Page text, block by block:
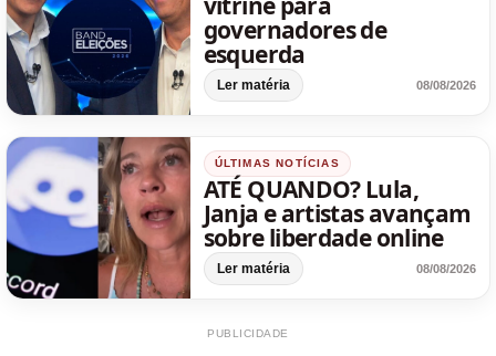
governadores de
esquerda
Ler matéria 08/08/2026
ÚLTIMAS NOTÍCIAS
ATÉ QUANDO? Lula,
Janja e artistas avançam
sobre liberdade online
Ler matéria 08/08/2026
PUBLICIDADE